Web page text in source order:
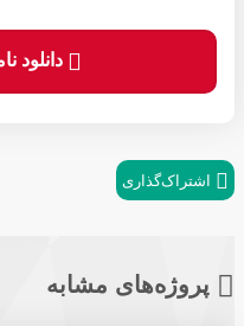
دانلود
اشتراک‌گذاری
پروژه‌های مشابه